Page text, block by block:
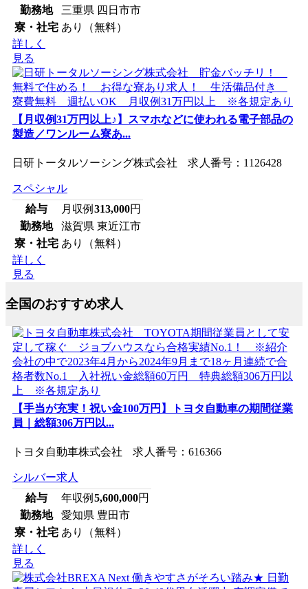
勤務地
三重県 四日市市
寮・社宅 あり（無料）
詳しく
見る
【月収例31万円以上♪】スマホなどに使われる電子部品の
製造／ワンルーム寮あ...
日研トータルソーシング株式会社 求人番号：1126428
スペシャル
給与
月収例 313,000円
勤務地
滋賀県 東近江市
寮・社宅 あり（無料）
詳しく
見る
全国のおすすめ求人
【手当が充実！祝い金100万円】トヨタ自動車の期間従業
員｜総額306万円以...
トヨタ自動車株式会社 求人番号：616366
シルバー求人
給与
年収例 5,600,000円
勤務地
愛知県 豊田市
寮・社宅 あり（無料）
詳しく
見る